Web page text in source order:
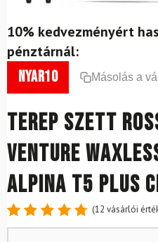
10% kedvezményért
pénztárnál:
nyar10 Másolás a
Terep szett
Venture
ALPINA T5 Plus
Értékelés
12
(12 vásárlói